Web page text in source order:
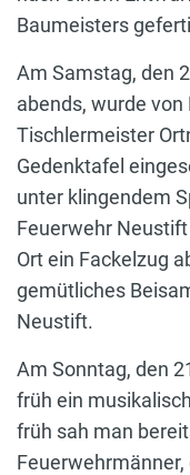
Baumeisters
Am Samstag, den
abends, wurde
Tischlermeister
Gedenktafel
unter klingendem
Feuerwehr
Ort ein Fackelzug
gemütliches
Neustift.
Am Sonntag, den
früh ein
früh sah man